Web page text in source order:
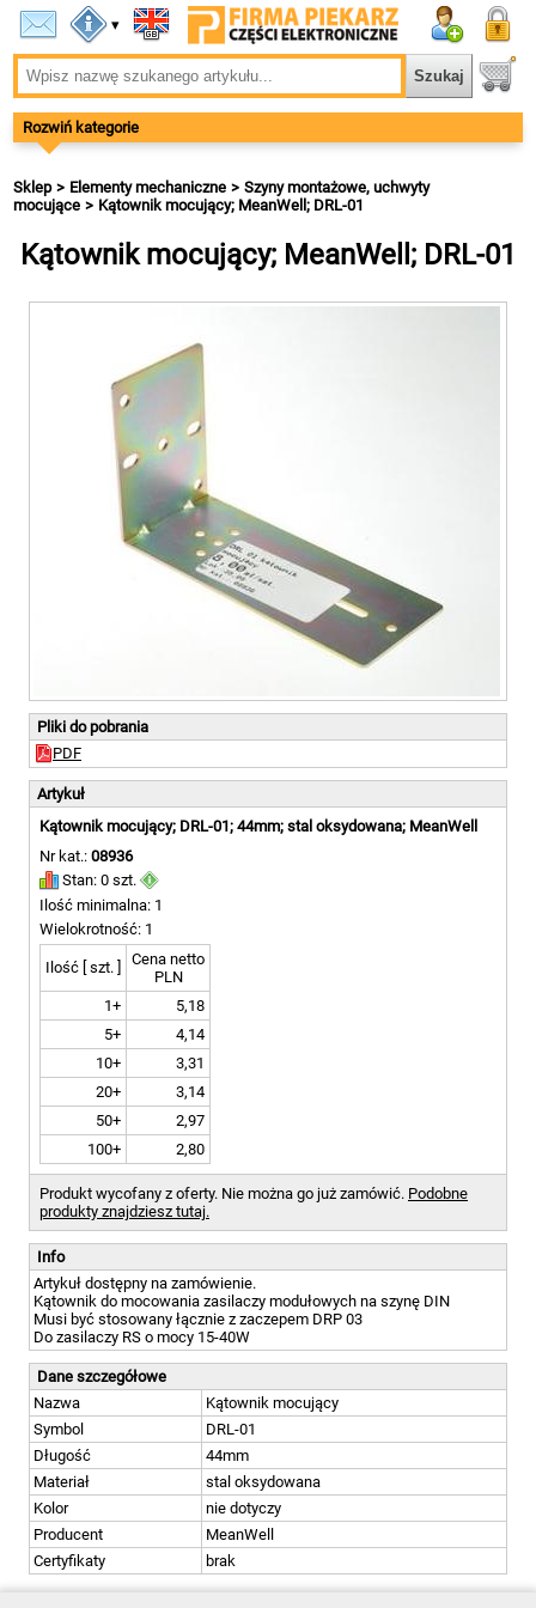
▾
Rozwiń kategorie
Sklep Elementy mechaniczne
Szyny montażowe, uchwyty
mocujące
Kątownik mocujący; MeanWell; DRL-01
Kątownik mocujący; MeanWell; DRL-01
Pliki do pobrania
PDF
Artykuł
Kątownik mocujący; DRL-01; 44mm; stal oksydowana; MeanWell
Nr kat.: 08936
Stan: 0 szt.
Ilość minimalna: 1
Wielokrotność: 1
Ilość [ szt. ]
Cena netto
PLN
1+
5,18
5+
4,14
10+
3,31
20+
3,14
50+
2,97
100+
2,80
Produkt wycofany z oferty. Nie można go już zamówić. Podobne
produkty znajdziesz tutaj.
Info
Artykuł dostępny na zamówienie.
Kątownik do mocowania zasilaczy modułowych na szynę DIN
Musi być stosowany łącznie z zaczepem DRP 03
Do zasilaczy RS o mocy 15-40W
Dane szczegółowe
Nazwa
Kątownik mocujący
Symbol
DRL-01
Długość
44mm
Materiał
stal oksydowana
Kolor
nie dotyczy
Producent
MeanWell
Certyfikaty
brak